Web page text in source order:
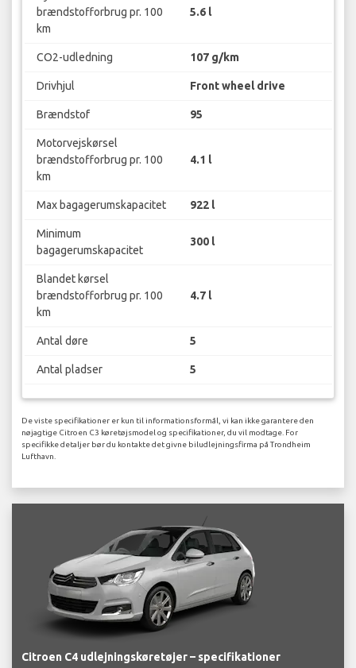
brændstofforbrug pr. 100
km
5.6 l
CO2-udledning 107 g/km
Drivhjul Front wheel drive
Brændstof 95
Motorvejskørsel
brændstofforbrug pr. 100
km
4.1 l
Max bagagerumskapacitet 922 l
Minimum
bagagerumskapacitet
300 l
Blandet kørsel
brændstofforbrug pr. 100
km
4.7 l
Antal døre 5
Antal pladser 5
De viste specifikationer er kun til informationsformål, vi kan ikke garantere den
nøjagtige Citroen C3 køretøjsmodel og specifikationer, du vil modtage. For
specifikke detaljer bør du kontakte det givne biludlejningsfirma på Trondheim
Lufthavn.
Citroen C4 udlejningskøretøjer – specifikationer